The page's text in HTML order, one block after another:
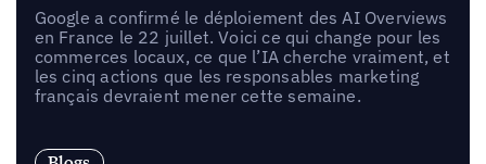
Google a confirmé le déploiement des AI Overviews
en France le 22 juillet. Voici ce qui change pour les
commerces locaux, ce que l’IA cherche vraiment, et
les cinq actions que les responsables marketing
français devraient mener cette semaine.